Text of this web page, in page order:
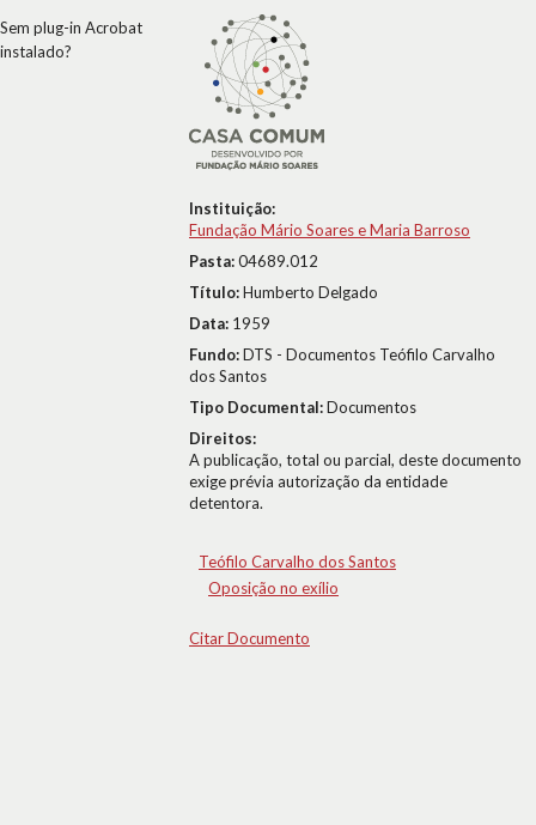
Instituição:
Fundação Mário Soares e Maria Barroso
Pasta:04689.012
Título:Humberto Delgado
Data: 1959
Fundo:DTS - Documentos Teófilo Carvalho
dos Santos
Tipo Documental:Documentos
Direitos:
A publicação, total ou parcial, deste documento
exige prévia autorização da entidade
detentora.
Teófilo Carvalho dos Santos
Oposição no exílio
Citar Documento
Sem plug-in Acrobat
instalado?